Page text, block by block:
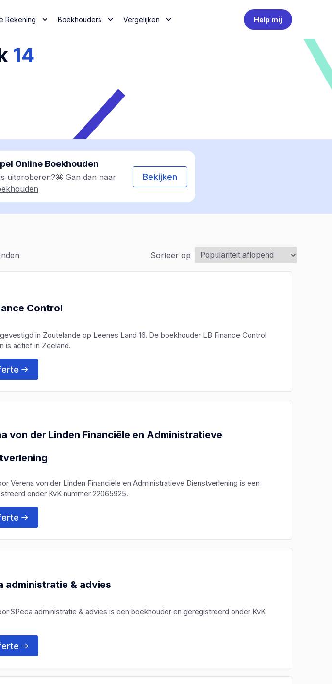
Rekening Boekhouders Vergelijken Help mij
14
Online Boekhouden
uitproberen?🤩 Gan dan naar
Bekijken
Sorteer op
Control
in Zoutelande op Leenes Land 16. De boekhouder LB Finance Control
is actief in Zeeland.
von der Linden Financiële en Administratieve
Verena von der Linden Financiële en Administratieve Dienstverlening is een
onder KvK nummer 22065925.
administratie & advies
SPeca administratie & advies is een boekhouder en geregistreerd onder KvK